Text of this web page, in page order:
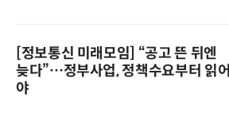
[정보통신 미래모임] “공고 뜬 뒤엔
늦다”…정부사업, 정책수요부터 읽어
야